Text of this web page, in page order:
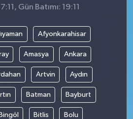
Gün Batımı: 19:11
Afyonkarahisar
Amasya Ankara
Artvin Aydın
Batman Bayburt
Bingöl Bitlis Bolu